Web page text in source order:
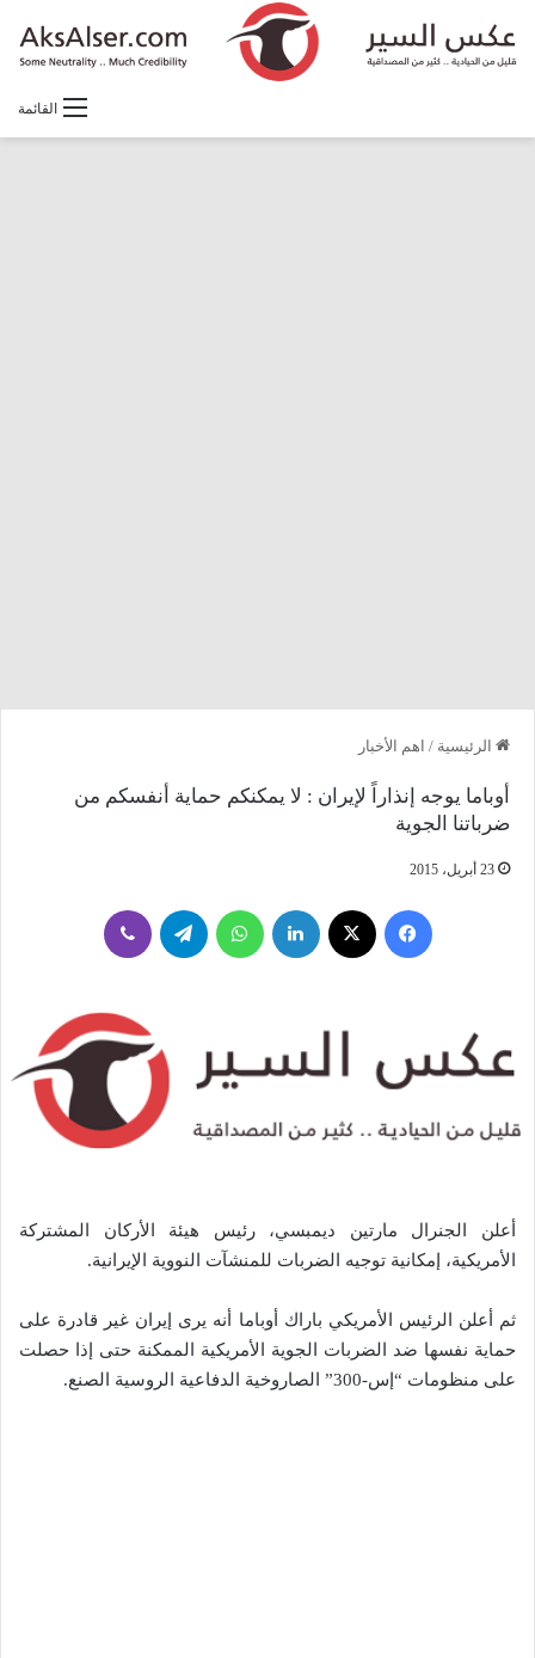
القائمة
الرئيسية / اهم الأخبار
أوباما يوجه إنذاراً لإيران : لا يمكنكم حماية أنفسكم من
ضرباتنا الجوية
23 أبريل، 2015
فيسبوك لينكدإن واتساب تيلقرام
أعلن الجنرال مارتين ديمبسي، رئيس هيئة الأركان المشتركة
الأمريكية، إمكانية توجيه الضربات للمنشآت النووية الإيرانية.
ثم أعلن الرئيس الأمريكي باراك أوباما أنه يرى إيران غير قادرة على
حماية نفسها ضد الضربات الجوية الأمريكية الممكنة حتى إذا حصلت
على منظومات “إس-300” الصاروخية الدفاعية الروسية الصنع.